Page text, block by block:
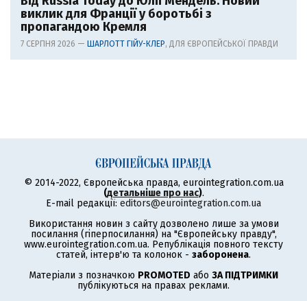
виклик для Франції у боротьбі з
пропагандою Кремля
7 СЕРПНЯ 2026 — ШАРЛОТТ ГІЙУ-КЛЕР, ДЛЯ ЄВРОПЕЙСЬКОЇ ПРАВДИ
© 2014-2022, Європейська правда, eurointegration.com.ua
(детальніше про нас).
E-mail редакції: editors@eurointegration.com.ua
Використання новин з сайту дозволено лише за умови
посилання (гіперпосилання) на "Європейську правду",
www.eurointegration.com.ua. Републікація повного тексту
статей, інтерв'ю та колонок - заборонена.
Матеріали з позначкою PROMOTED або ЗА ПІДТРИМКИ
публікуються на правах реклами.